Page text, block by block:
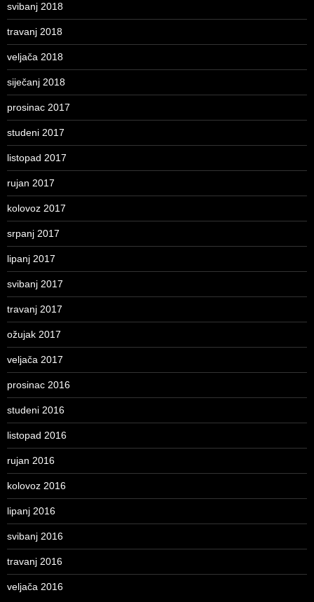
svibanj 2018
travanj 2018
veljača 2018
siječanj 2018
prosinac 2017
studeni 2017
listopad 2017
rujan 2017
kolovoz 2017
srpanj 2017
lipanj 2017
svibanj 2017
travanj 2017
ožujak 2017
veljača 2017
prosinac 2016
studeni 2016
listopad 2016
rujan 2016
kolovoz 2016
lipanj 2016
svibanj 2016
travanj 2016
veljača 2016